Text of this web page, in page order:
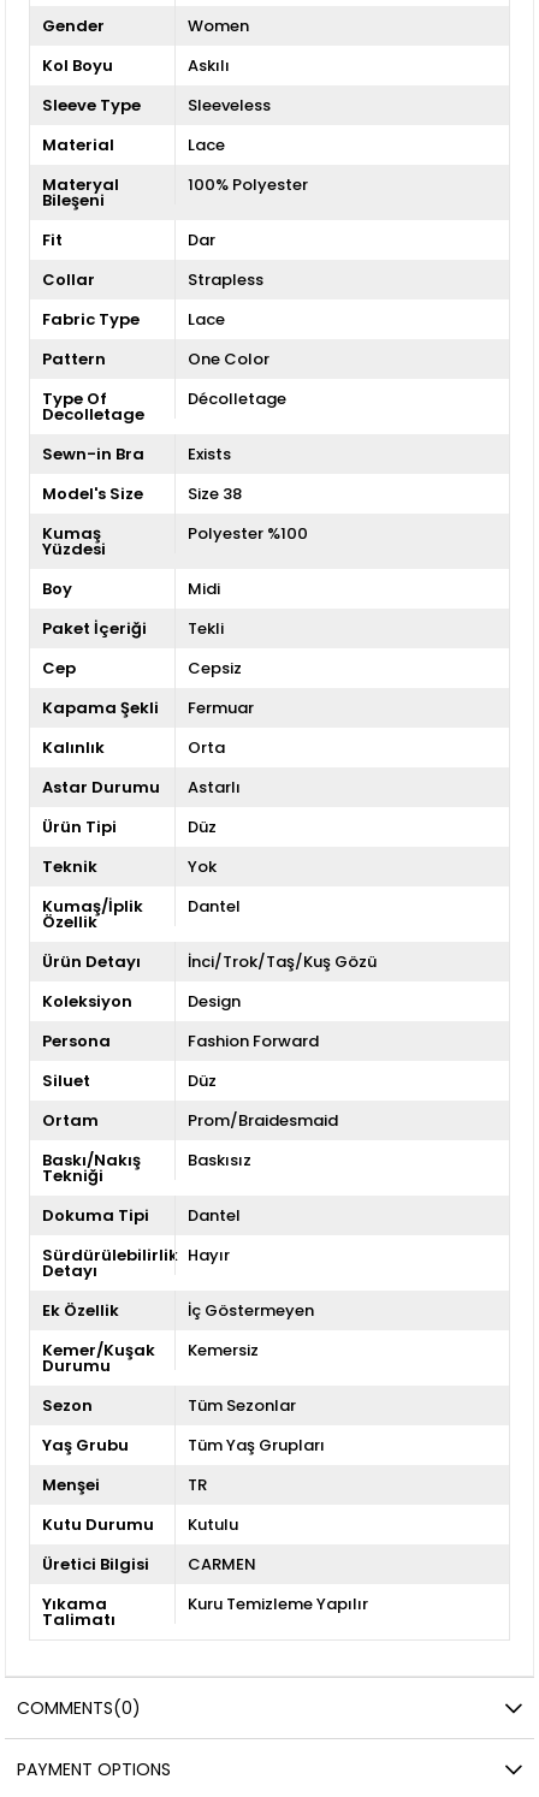
Gender
Women
Kol Boyu
Askılı
Sleeve Type
Sleeveless
Material
Lace
Materyal
Bileşeni
100% Polyester
Fit
Dar
Collar
Strapless
Fabric Type
Lace
Pattern
One Color
Type Of
Decolletage
Décolletage
Sewn-in Bra
Exists
Model's Size
Size 38
Kumaş
Yüzdesi
Polyester %100
Boy
Midi
Paket İçeriği
Tekli
Cep
Cepsiz
Kapama Şekli
Fermuar
Kalınlık
Orta
Astar Durumu
Astarlı
Ürün Tipi
Düz
Teknik
Yok
Kumaş/İplik
Özellik
Dantel
Ürün Detayı
İnci/Trok/Taş/Kuş Gözü
Koleksiyon
Design
Persona
Fashion Forward
Siluet
Düz
Ortam
Prom/Braidesmaid
Baskı/Nakış
Tekniği
Baskısız
Dokuma Tipi
Dantel
Sürdürülebilirlik
Detayı
Hayır
Ek Özellik
İç Göstermeyen
Kemer/Kuşak
Durumu
Kemersiz
Sezon
Tüm Sezonlar
Yaş Grubu
Tüm Yaş Grupları
Menşei
TR
Kutu Durumu
Kutulu
Üretici Bilgisi
CARMEN
Yıkama
Talimatı
Kuru Temizleme Yapılır
COMMENTS(0)
PAYMENT OPTIONS